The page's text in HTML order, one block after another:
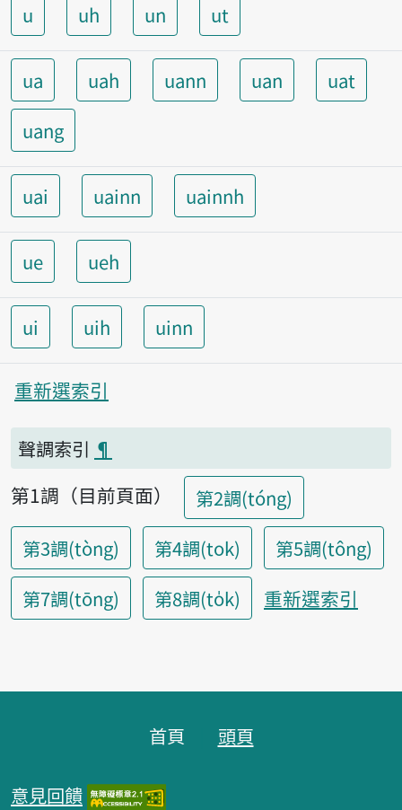
u uh un ut
ua uah uann uan
uat
uang
uai uainn uainnh
ue ueh
ui uih uinn
重新選索引
聲調索引 ¶
第1調（目前頁面）
第2調(tóng)
第3調(tòng)
第4調(tok)
第5調(tông)
第7調(tōng)
第8調(to̍k) 重新選索引
首頁 頭頁
意見回饋